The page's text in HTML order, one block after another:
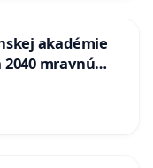
akadémie
mravnú